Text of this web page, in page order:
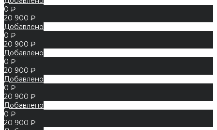
0 ₽
20 900 ₽
Добавлено
0 ₽
20 900 ₽
Добавлено
0 ₽
20 900 ₽
Добавлено
0 ₽
20 900 ₽
Добавлено
0 ₽
20 900 ₽